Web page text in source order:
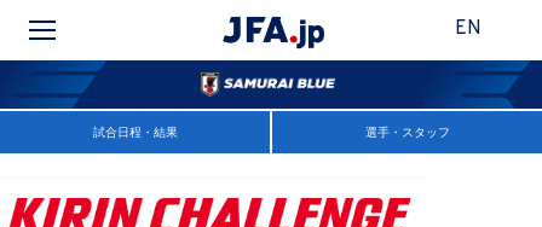
EN
試合日程・結果 選手・スタッフ